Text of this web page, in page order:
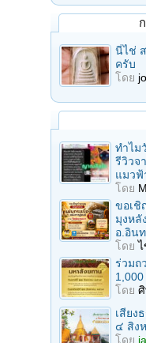
นี่ไช่
ครับ
โดย
ทำไม
รีวิวจ
แมวฟ้
โดย
ขอเชิ
มุงหลั
อ.อินท
โดย
ร่วมถ
1,000
โดย
เสียง
๔ สิง
โดย